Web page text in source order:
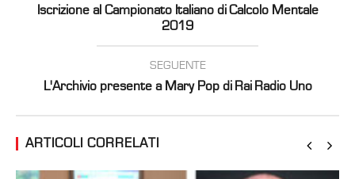
Iscrizione al Campionato Italiano di Calcolo Mentale
2019
SEGUENTE
L'Archivio presente a Mary Pop di Rai Radio Uno
ARTICOLI CORRELATI